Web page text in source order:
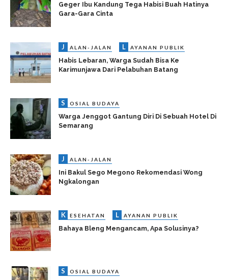
Geger Ibu Kandung Tega Habisi Buah Hatinya
Gara-Gara Cinta
J ALAN-JALAN L AYANAN PUBLIK
Habis Lebaran, Warga Sudah Bisa Ke
Karimunjawa Dari Pelabuhan Batang
S OSIAL BUDAYA
Warga Jenggot Gantung Diri Di Sebuah Hotel Di
Semarang
J ALAN-JALAN
Ini Bakul Sego Megono Rekomendasi Wong
Ngkalongan
K ESEHATAN L AYANAN PUBLIK
Bahaya Bleng Mengancam, Apa Solusinya?
S OSIAL BUDAYA